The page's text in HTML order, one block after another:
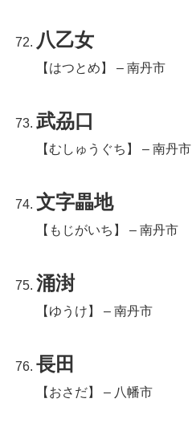
八乙女
【はつとめ】 – 南丹市
武刕口
【むしゅうぐち】 – 南丹市
文字畾地
【もじがいち】 – 南丹市
涌湗
【ゆうけ】 – 南丹市
長田
【おさだ】 – 八幡市